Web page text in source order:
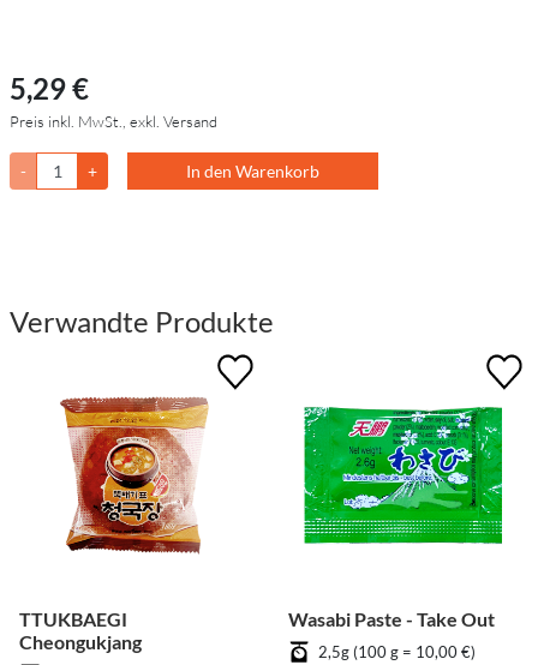
5,29 €
Preis inkl. MwSt., exkl. Versand
- + In den Warenkorb
Verwandte Produkte
TTUKBAEGI
Cheongukjang
Wasabi Paste - Take Out
2,5g (100 g = 10,00 €)